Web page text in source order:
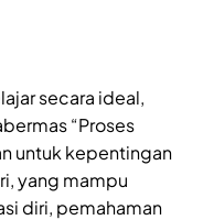
secara ideal,
“Proses
untuk kepentingan
yang mampu
diri, pemahaman